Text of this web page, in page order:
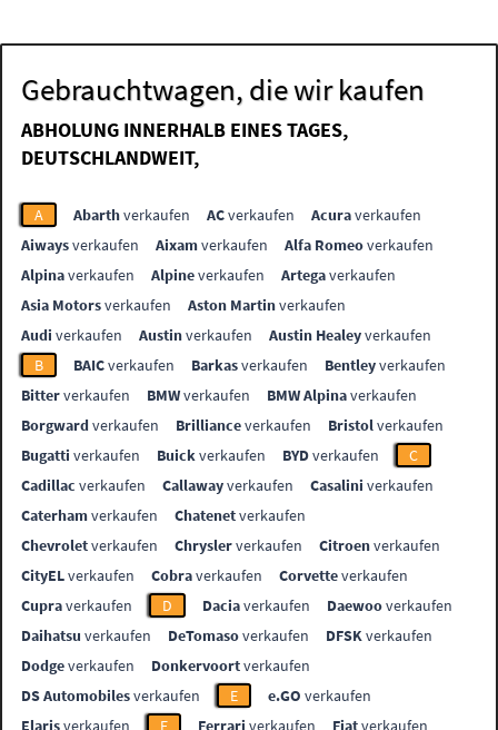
Gebrauchtwagen, die wir kaufen
ABHOLUNG INNERHALB EINES TAGES,
DEUTSCHLANDWEIT,
A Abarthverkaufen ACverkaufen Acuraverkaufen
Aiwaysverkaufen Aixamverkaufen Alfa Romeoverkaufen
Alpinaverkaufen Alpineverkaufen Artegaverkaufen
Asia Motorsverkaufen Aston Martinverkaufen
Audi verkaufen Austinverkaufen Austin Healeyverkaufen
B
BAICverkaufen Barkasverkaufen Bentleyverkaufen
Bitterverkaufen BMWverkaufen BMW Alpinaverkaufen
Borgwardverkaufen Brillianceverkaufen Bristolverkaufen
Bugatti verkaufen Buickverkaufen BYDverkaufen
C
Cadillac verkaufen Callawayverkaufen Casalini verkaufen
Caterhamverkaufen Chatenetverkaufen
Chevroletverkaufen Chryslerverkaufen Citroenverkaufen
CityELverkaufen Cobraverkaufen Corvetteverkaufen
Cupraverkaufen D Daciaverkaufen Daewooverkaufen
Daihatsu verkaufen DeTomasoverkaufen DFSKverkaufen
Dodgeverkaufen Donkervoortverkaufen
DS Automobilesverkaufen E e.GO verkaufen
Elarisverkaufen F Ferrari verkaufen Fiatverkaufen